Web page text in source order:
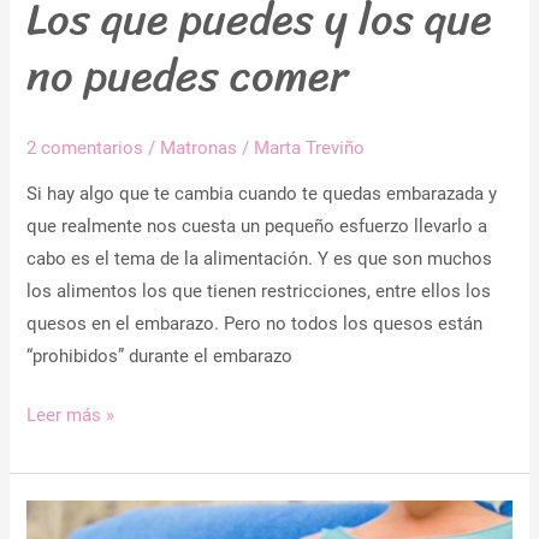
Los que puedes y los que
no puedes comer
2 comentarios / Matronas / Marta Treviño
Si hay algo que te cambia cuando te quedas embarazada y
que realmente nos cuesta un pequeño esfuerzo llevarlo a
cabo es el tema de la alimentación. Y es que son muchos
los alimentos los que tienen restricciones, entre ellos los
quesos en el embarazo. Pero no todos los quesos están
“prohibidos” durante el embarazo
no
puedes
comer
Leer más »
Toxoplasmosis